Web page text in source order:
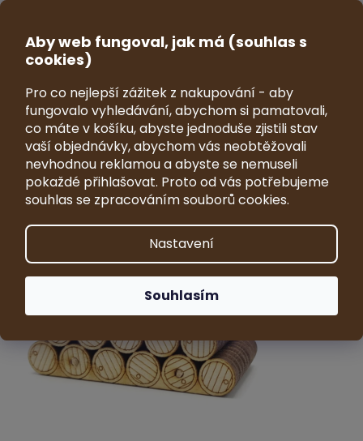
Aby web fungoval, jak má (souhlas s
cookies)
Pro co nejlepší zážitek z nakupování - aby
fungovalo vyhledávání, abychom si pamatovali,
co máte v košíku, abyste jednoduše zjistili stav
vaší objednávky, abychom vás neobtěžovali
nevhodnou reklamou a abyste se nemuseli
pokaždé přihlašovat. Proto od vás potřebujeme
souhlas se zpracováním souborů cookies.
Nastavení
Souhlasím
Přejít
obsah
sudy do nákladního automobilu
PRAGA RND
Průměrné
hodnocení
produktu
hvězdiček.
Neohodnoceno Podrobnosti hodnocení
Značka:VRKY - sběratelské modely